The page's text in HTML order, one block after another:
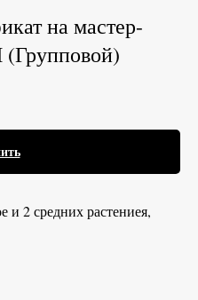
на мастер-
и 2 средних растениея,